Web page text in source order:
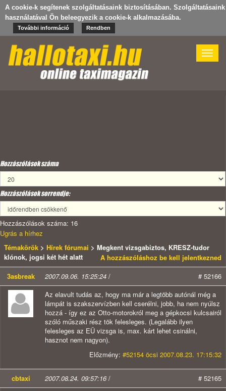
A cookie-k segítenek szolgáltatásaink biztosításában. Szolgáltatásaink
használatával Ön beleegyezik a cookie-k alkalmazásába.
További információ Rendben
Toggle
Hozzászólások száma
Hozzászólások sorrendje:
Hozzászólások száma: 16
Ugrás a hírhez
Témakörök > Hírek fórumai > Megkent vizsgabiztos, KRESZ-tudor
klónok, jogsi két hét alatt
A hozzászóláshoz be kell jelentkezned
3asbreak
2007.09.06. 15:25:24 /
# 52166
Az elavult tudás az, hogy ma már a legtöbb autónál még a
lámpát is szakszervízben kell cserélni, jobb, ha nem nyúlsz
hozzá - így ez az Otto-motorokról meg a gépkocsi kulcsairól
szóló műszaki rész tök felesleges. (Legalább ilyen
felesleges az EÜ vizsga is, max. kárt lehet csinálni,
hasznot nem nagyon).
Előzmény: #52154 öcsi 2007.08.23. 17:15:32
cbtaxi 2007.08.24. 09:57:16/
# 52165